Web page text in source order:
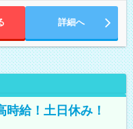
での勤務となります）
詳細へ
給！土日休み！